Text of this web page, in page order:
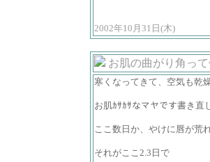
2002年10月31日(木)
お肌の曲がり角っ
寒くなってきて、空気も乾
お肌ｶｻｶｻなマヤです書き直
ここ数日か、やけに唇が荒
それがここ2.3日で